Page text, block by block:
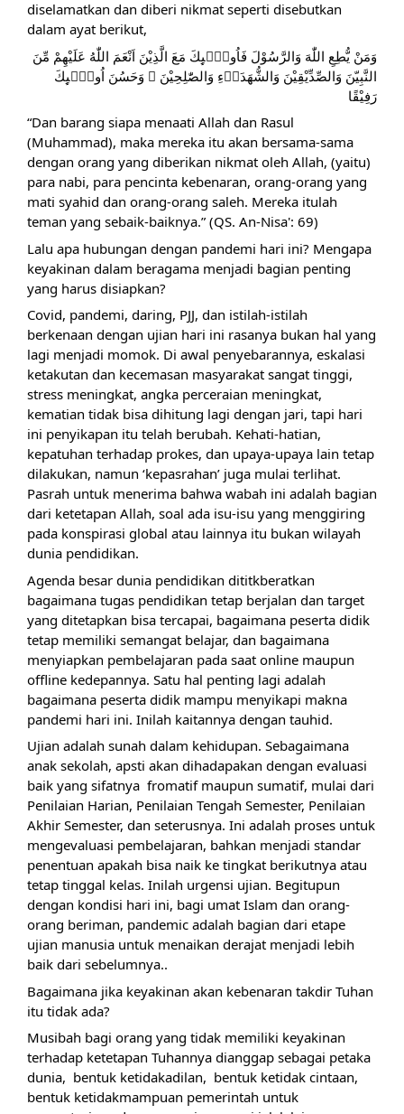
diselamatkan dan diberi nikmat seperti disebutkan
dalam ayat berikut,
رَفِيْقًا
“Dan barang siapa menaati Allah dan Rasul
(Muhammad), maka mereka itu akan bersama-sama
dengan orang yang diberikan nikmat oleh Allah, (yaitu)
para nabi, para pencinta kebenaran, orang-orang yang
mati syahid dan orang-orang saleh. Mereka itulah
teman yang sebaik-baiknya.” (QS. An-Nisa': 69)
Lalu apa hubungan dengan pandemi hari ini? Mengapa
keyakinan dalam beragama menjadi bagian penting
yang harus disiapkan?
Covid, pandemi, daring, PJJ, dan istilah-istilah
berkenaan dengan ujian hari ini rasanya bukan hal yang
lagi menjadi momok. Di awal penyebarannya, eskalasi
ketakutan dan kecemasan masyarakat sangat tinggi,
stress meningkat, angka perceraian meningkat,
kematian tidak bisa dihitung lagi dengan jari, tapi hari
ini penyikapan itu telah berubah. Kehati-hatian,
kepatuhan terhadap prokes, dan upaya-upaya lain tetap
dilakukan, namun ‘kepasrahan’ juga mulai terlihat.
Pasrah untuk menerima bahwa wabah ini adalah bagian
dari ketetapan Allah, soal ada isu-isu yang menggiring
pada konspirasi global atau lainnya itu bukan wilayah
dunia pendidikan.
Agenda besar dunia pendidikan dititkberatkan
bagaimana tugas pendidikan tetap berjalan dan target
yang ditetapkan bisa tercapai, bagaimana peserta didik
tetap memiliki semangat belajar, dan bagaimana
menyiapkan pembelajaran pada saat online maupun
offline kedepannya. Satu hal penting lagi adalah
bagaimana peserta didik mampu menyikapi makna
pandemi hari ini. Inilah kaitannya dengan tauhid.
Ujian adalah sunah dalam kehidupan. Sebagaimana
anak sekolah, apsti akan dihadapakan dengan evaluasi
baik yang sifatnya  fromatif maupun sumatif, mulai dari
Penilaian Harian, Penilaian Tengah Semester, Penilaian
Akhir Semester, dan seterusnya. Ini adalah proses untuk
mengevaluasi pembelajaran, bahkan menjadi standar
penentuan apakah bisa naik ke tingkat berikutnya atau
tetap tinggal kelas. Inilah urgensi ujian. Begitupun
dengan kondisi hari ini, bagi umat Islam dan orang-
orang beriman, pandemic adalah bagian dari etape
ujian manusia untuk menaikan derajat menjadi lebih
baik dari sebelumnya..
Bagaimana jika keyakinan akan kebenaran takdir Tuhan
itu tidak ada?
Musibah bagi orang yang tidak memiliki keyakinan
terhadap ketetapan Tuhannya dianggap sebagai petaka
dunia,  bentuk ketidakadilan,  bentuk ketidak cintaan,
bentuk ketidakmampuan pemerintah untuk